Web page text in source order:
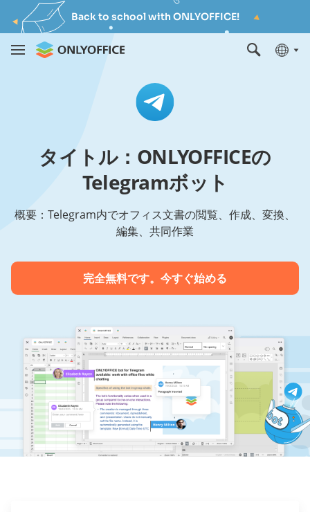
Back to school with ONLYOFFICE!
タイトル：ONLYOFFICEの
Telegramボット
概要：Telegram内でオフィス文書の閲覧、作成、変換、
編集、共同作業
完全無料です。今すぐ始める